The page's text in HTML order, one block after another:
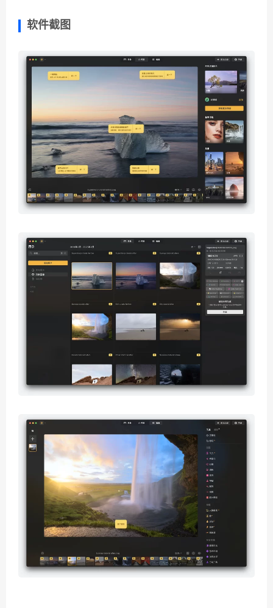
软件截图